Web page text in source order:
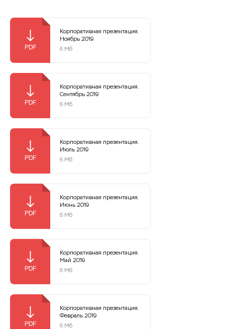
Корпоративная презентация.
Ноябрь 2019
6 Мб
Корпоративная презентация.
Сентябрь 2019
6 Мб
Корпоративная презентация.
Июль 2019
6 Мб
Корпоративная презентация.
Июнь 2019
6 Мб
Корпоративная презентация.
Май 2019
6 Мб
Корпоративная презентация.
Февраль 2019
6 Мб